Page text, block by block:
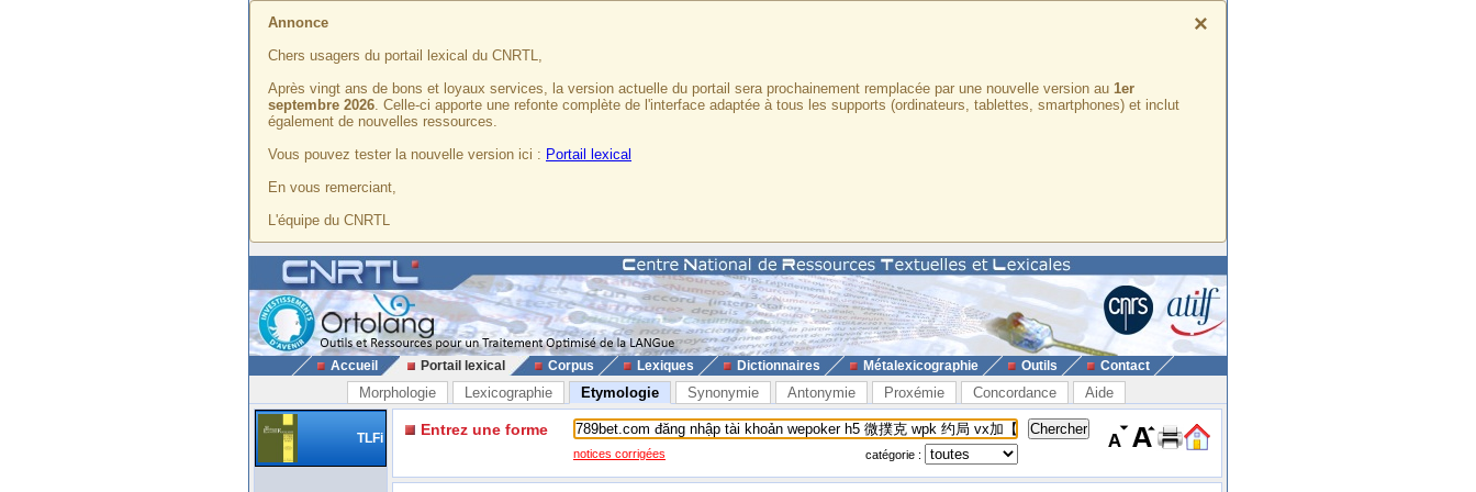
×
Annonce
Chers usagers du portail lexical du CNRTL,
Après vingt ans de bons et loyaux services, la version actuelle du portail sera prochainement remplacée par une nouvelle version au 1er
septembre 2026. Celle-ci apporte une refonte complète de l'interface adaptée à tous les supports (ordinateurs, tablettes, smartphones) et inclut
également de nouvelles ressources.
Vous pouvez tester la nouvelle version ici : Portail lexical
En vous remerciant,
L'équipe du CNRTL
Accueil Portail lexical Corpus Lexiques Dictionnaires Métalexicographie Outils Contact
Morphologie Lexicographie Etymologie Synonymie Antonymie Proxémie Concordance Aide
TLFi Entrez une forme
notices corrigées catégorie :